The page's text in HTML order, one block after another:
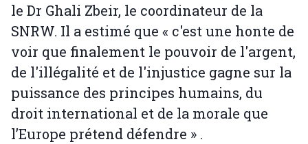
le Dr Ghali Zbeir, le coordinateur de la
SNRW. Il a estimé que « c'est une honte de
voir que finalement le pouvoir de l'argent,
de l'illégalité et de l'injustice gagne sur la
puissance des principes humains, du
droit international et de la morale que
l’Europe prétend défendre » .